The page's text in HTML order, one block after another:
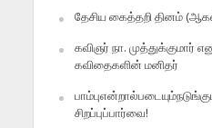
தேசிய கைத்தறி தினம்
கவிஞர் நா. முத்துக்குமார்
கவிதைகளின் மனிதர்
சிறப்புப்பார்வை!